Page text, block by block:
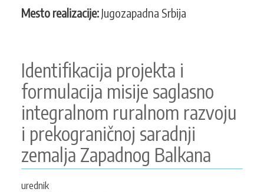
ruralnom
razvoju
Mesto realizacije: Jugozapadna Srbija
Identifikacija projekta i
formulacija misije saglasno
integralnom ruralnom razvoju
i prekograničnoj saradnji
zemalja Zapadnog Balkana
urednik